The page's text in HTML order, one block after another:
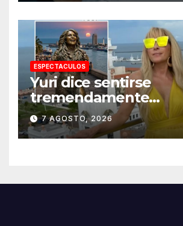
ESPECTACULOS
Yuri dice sentirse
tremendamente
emocionada sobre
que le harán en
7 AGOSTO, 2026